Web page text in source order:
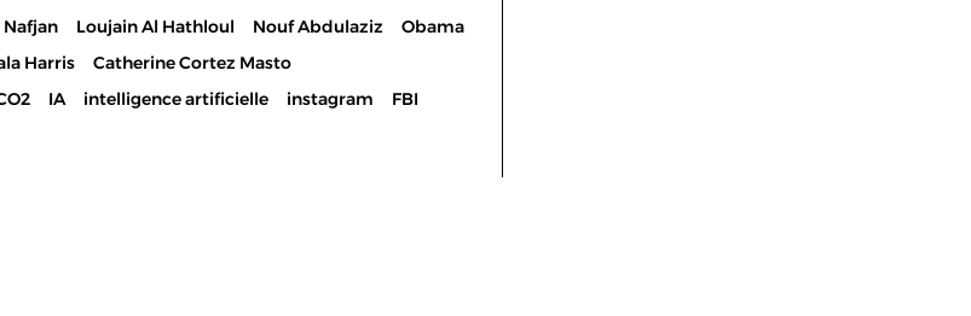
Nafjan Loujain Al Hathloul Nouf Abdulaziz
Obama
Harris
Catherine Cortez Masto
IA intelligence artificielle instagram FBI